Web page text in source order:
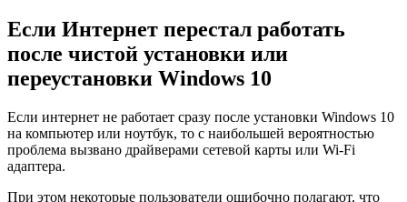
Если Интернет перестал работать
после чистой установки или
переустановки Windows 10
Если интернет не работает сразу после установки Windows 10
на компьютер или ноутбук, то с наибольшей вероятностью
проблема вызвано драйверами сетевой карты или Wi-Fi
адаптера.
При этом некоторые пользователи ошибочно полагают, что